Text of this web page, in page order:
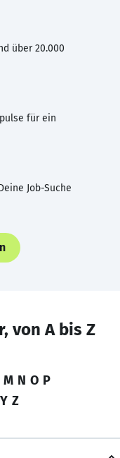
über 20.000
für ein
Job-Suche
von A bis Z
M N O P
Y Z